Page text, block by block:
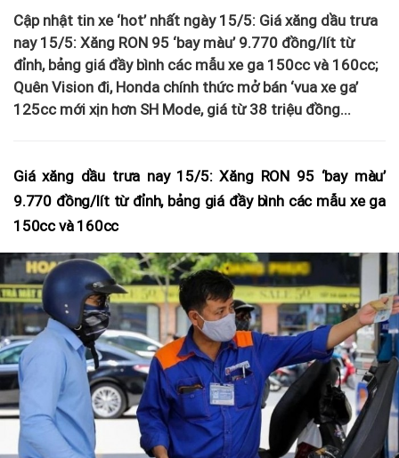
Cập nhật tin xe ‘hot’ nhất ngày 15/5: Giá xăng dầu trưa
nay 15/5: Xăng RON 95 ‘bay màu’ 9.770 đồng/lít từ
đỉnh, bảng giá đầy bình các mẫu xe ga 150cc và 160cc;
Quên Vision đi, Honda chính thức mở bán ‘vua xe ga’
125cc mới xịn hơn SH Mode, giá từ 38 triệu đồng...
Giá xăng dầu trưa nay 15/5: Xăng RON 95 ‘bay màu’
9.770 đồng/lít từ đỉnh, bảng giá đầy bình các mẫu xe ga
150cc và 160cc